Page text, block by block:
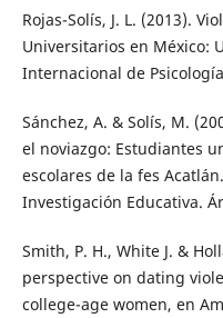
Rojas-Solís, J. L. (2013).
Universitarios en México:
Internacional de
Sánchez, A. & Solís, M.
el noviazgo: Estudiantes
escolares de la fes
Investigación Educativa.
Smith, P. H., White J. &
perspective on dating
college-age women, en